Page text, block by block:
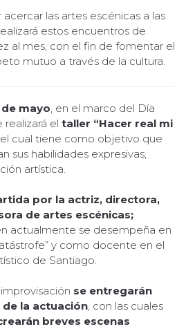
las artes escénicas a las
estos encuentros de
al mes, con el fin de fomentar el
mutuo a través de la cultura.
de mayo, en el marco del Día
realizará el taller “Hacer real mi
el cual tiene como objetivo que
sus habilidades expresivas,
artística.
por la actriz, directora,
de artes escénicas;
actualmente se desempeña en
y como docente en el
de Santiago.
se entregarán
la actuación, con las cuales
breves escenas